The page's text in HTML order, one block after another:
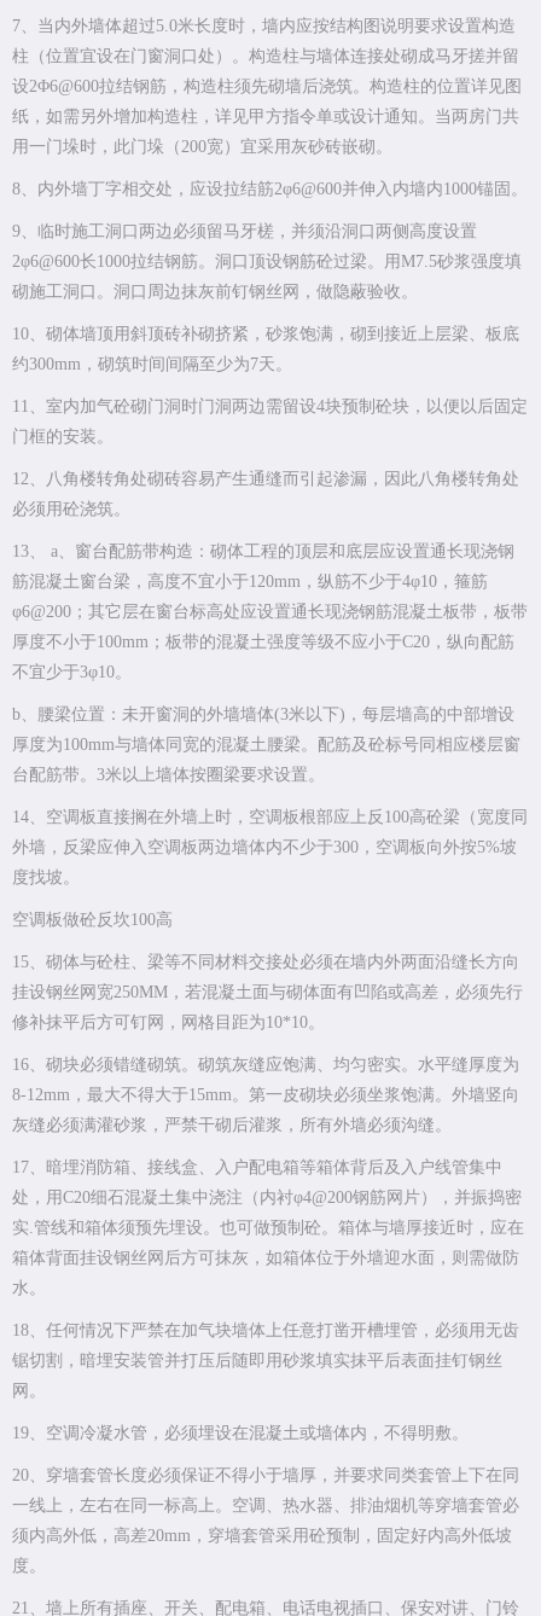
7、当内外墙体超过5.0米长度时，墙内应按结构图说明要求设置构造
柱（位置宜设在门窗洞口处）。构造柱与墙体连接处砌成马牙搓并留
设2Φ6@600拉结钢筋，构造柱须先砌墙后浇筑。构造柱的位置详见图
纸，如需另外增加构造柱，详见甲方指令单或设计通知。当两房门共
用一门垛时，此门垛（200宽）宜采用灰砂砖嵌砌。
8、内外墙丁字相交处，应设拉结筋2φ6@600并伸入内墙内1000锚固。
9、临时施工洞口两边必须留马牙槎，并须沿洞口两侧高度设置
2φ6@600长1000拉结钢筋。洞口顶设钢筋砼过梁。用M7.5砂浆强度填
砌施工洞口。洞口周边抹灰前钉钢丝网，做隐蔽验收。
10、砌体墙顶用斜顶砖补砌挤紧，砂浆饱满，砌到接近上层梁、板底
约300mm，砌筑时间间隔至少为7天。
11、室内加气砼砌门洞时门洞两边需留设4块预制砼块，以便以后固定
门框的安装。
12、八角楼转角处砌砖容易产生通缝而引起渗漏，因此八角楼转角处
必须用砼浇筑。
13、 a、窗台配筋带构造：砌体工程的顶层和底层应设置通长现浇钢
筋混凝土窗台梁，高度不宜小于120mm，纵筋不少于4φ10，箍筋
φ6@200；其它层在窗台标高处应设置通长现浇钢筋混凝土板带，板带
厚度不小于100mm；板带的混凝土强度等级不应小于C20，纵向配筋
不宜少于3φ10。
b、腰梁位置：未开窗洞的外墙墙体(3米以下)，每层墙高的中部增设
厚度为100mm与墙体同宽的混凝土腰梁。配筋及砼标号同相应楼层窗
台配筋带。3米以上墙体按圈梁要求设置。
14、空调板直接搁在外墙上时，空调板根部应上反100高砼梁（宽度同
外墙，反梁应伸入空调板两边墙体内不少于300，空调板向外按5%坡
度找坡。
空调板做砼反坎100高
15、砌体与砼柱、梁等不同材料交接处必须在墙内外两面沿缝长方向
挂设钢丝网宽250MM，若混凝土面与砌体面有凹陷或高差，必须先行
修补抹平后方可钉网，网格目距为10*10。
16、砌块必须错缝砌筑。砌筑灰缝应饱满、均匀密实。水平缝厚度为
8-12mm，最大不得大于15mm。第一皮砌块必须坐浆饱满。外墙竖向
灰缝必须满灌砂浆，严禁干砌后灌浆，所有外墙必须沟缝。
17、暗埋消防箱、接线盒、入户配电箱等箱体背后及入户线管集中
处，用C20细石混凝土集中浇注（内衬φ4@200钢筋网片），并振捣密
实.管线和箱体须预先埋设。也可做预制砼。箱体与墙厚接近时，应在
箱体背面挂设钢丝网后方可抹灰，如箱体位于外墙迎水面，则需做防
水。
18、任何情况下严禁在加气块墙体上任意打凿开槽埋管，必须用无齿
锯切割，暗埋安装管并打压后随即用砂浆填实抹平后表面挂钉钢丝
网。
19、空调冷凝水管，必须埋设在混凝土或墙体内，不得明敷。
20、穿墙套管长度必须保证不得小于墙厚，并要求同类套管上下在同
一线上，左右在同一标高上。空调、热水器、排油烟机等穿墙套管必
须内高外低，高差20mm，穿墙套管采用砼预制，固定好内高外低坡
度。
21、墙上所有插座、开关、配电箱、电话电视插口、保安对讲、门铃